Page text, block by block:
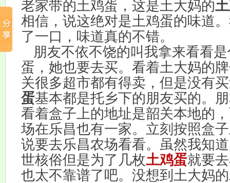
老家带的土鸡蛋，这是土大妈的
相信，说这绝对是土鸡蛋的味道
了一口，味道真的不错。
朋友不依不饶的叫我拿来看看
蛋，她也要去买。看着土大妈的
关很多超市都有得卖，但是没有
蛋基本都是托乡下的朋友买的。
看着盒子上的地址是韶关本地的
场在乐昌也有一家。立刻按照盒
说要去乐昌农场看看。虽然我知
世核俗但是为了几枚土鸡蛋就要
也太不靠谱了吧。没想到土大妈